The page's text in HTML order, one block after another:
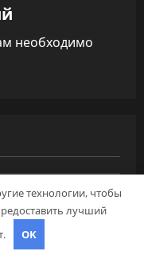
необходимо
биография
технологии, чтобы
лучший
OK